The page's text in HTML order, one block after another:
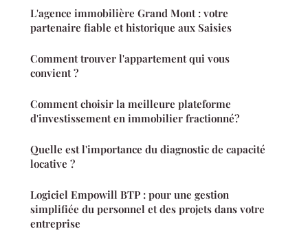
L'agence immobilière Grand Mont : votre
partenaire fiable et historique aux Saisies
Comment trouver l'appartement qui vous
convient ?
Comment choisir la meilleure plateforme
d'investissement en immobilier fractionné?
Quelle est l'importance du diagnostic de capacité
locative ?
Logiciel Empowill BTP : pour une gestion
simplifiée du personnel et des projets dans votre
entreprise